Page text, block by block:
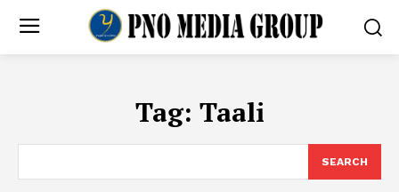
Tag: Taali
SEARCH